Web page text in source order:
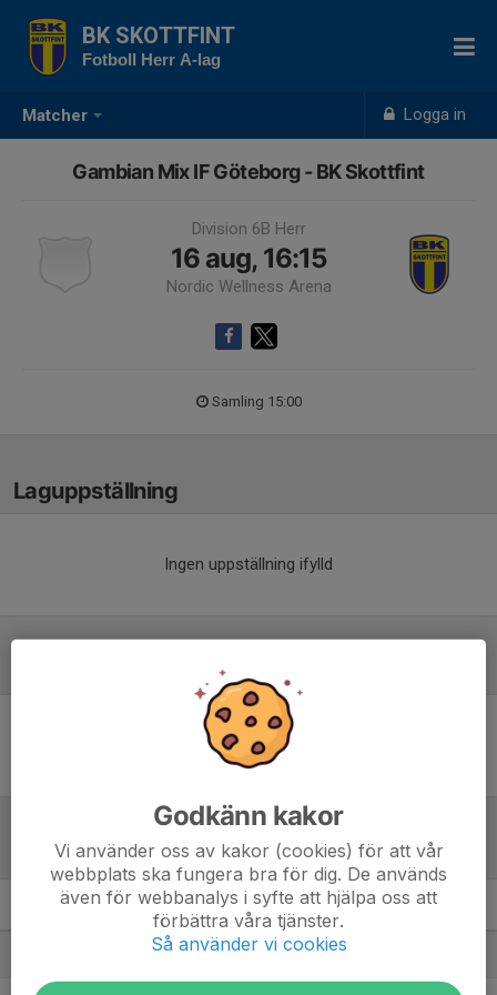
Matcher Logga in
BK SKOTTFINT
Fotboll Herr A-lag
Gambian Mix IF Göteborg - BK Skottfint
Division 6B Herr
16 aug, 16:15
Nordic Wellness Arena
Samling 15:00
Laguppställning
Ingen uppställning ifylld
Inget skrivet
Tabell
M
1. Finlandia Pallo AIF 11
Godkänn kakor
Vi använder oss av kakor (cookies) för att vår
webbplats ska fungera bra för dig. De används
även för webbanalys i syfte att hjälpa oss att
förbättra våra tjänster.
Så använder vi cookies